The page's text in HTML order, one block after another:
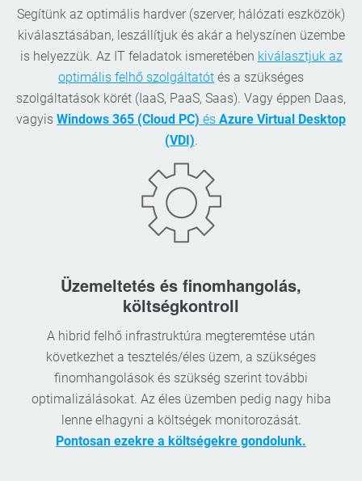
Segítünk az optimális hardver (szerver, hálózati eszközök)
kiválasztásában, leszállítjuk és akár a helyszínen üzembe
is helyezzük. Az IT feladatok ismeretében kiválasztjuk az
optimális felhő szolgáltatót és a szükséges
szolgáltatások körét (IaaS, PaaS, Saas). Vagy éppen Daas,
vagyis Windows 365 (Cloud PC) és Azure Virtual Desktop
(VDI).
Üzemeltetés és finomhangolás,
költségkontroll
A hibrid felhő infrastruktúra megteremtése után
következhet a tesztelés/éles üzem, a szükséges
finomhangolások és szükség szerint további
optimalizálásokat. Az éles üzemben pedig nagy hiba
lenne elhagyni a költségek monitorozását.
Pontosan ezekre a költségekre gondolunk.